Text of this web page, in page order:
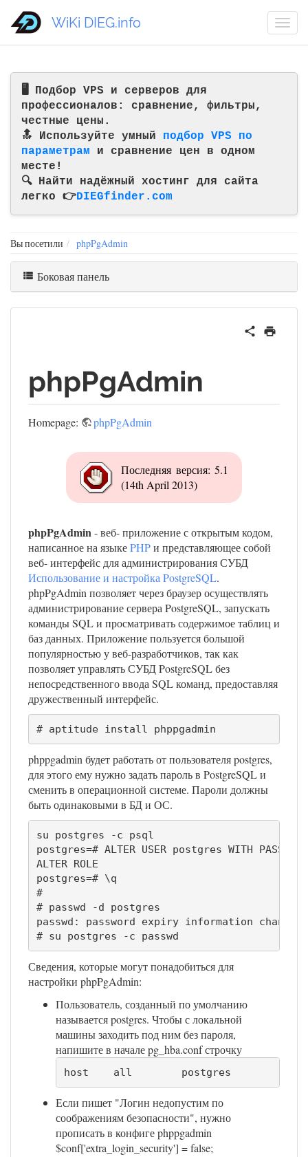
🖥️ Подбор VPS и серверов для
профессионалов: сравнение, фильтры,
честные цены.
🔝 Используйте умный подбор VPS по
параметрам и сравнение цен в одном
месте!
🔍 Найти надёжный хостинг для сайта
легко 👉DIEGfinder.com
WiKi DIEG.info
Вы посетили phpPgAdmin
Боковая панель
phpPgAdmin
Homepage: phpPgAdmin
Последняя версия: 5.1
(14th April 2013)
phpPgAdmin- веб- приложение с открытым кодом,
написанное на языкеPHPи представляющее собой
веб- интерфейс для администрирования СУБД
Использование и настройка PostgreSQL.
phpPgAdmin позволяет через браузер осуществлять
администрирование сервера PostgreSQL, запускать
команды SQL и просматривать содержимое таблиц и
баз данных. Приложение пользуется большой
популярностью у веб-разработчиков, так как
позволяет управлять СУБД PostgreSQL без
непосредственного ввода SQL команд, предоставляя
дружественный интерфейс.
# aptitude install phppgadmin
phppgadmin будет работать от пользователя postgres,
для этого ему нужно задать пароль в PostgreSQL и
сменить в операционной системе. Пароли должны
быть одинаковыми в БД и ОС.
su postgres -c psql
postgres=# ALTER USER postgres WITH
ALTER ROLE
postgres=# \q
#
# passwd -d postgres
passwd: password expiry information changed.
# su postgres -c passwd
Сведения, которые могут понадобиться для
настройки phpPgAdmin:
Пользователь, созданный по умолчанию
называется postgres. Чтобы с локальной
машины заходить под ним без пароля,
напишите в начале pg_hba.conf строчку
host    all        postgres
Если пишет "Логин недопустим по
соображениям безопасности", нужно
прописать в конфиге phppgadmin
$conf['extra_login_security'] = false;